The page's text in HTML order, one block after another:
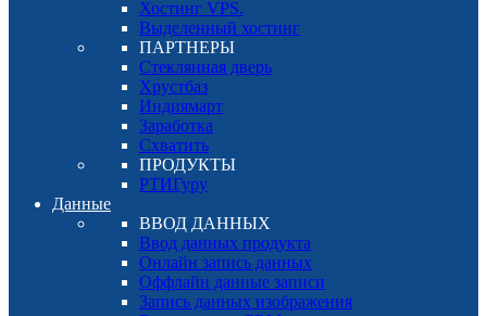
Хостинг VPS.
Выделенный хостинг
ПАРТНЕРЫ
Стеклянная дверь
Хрустбаз
Индиямарт
Заработка
Схватить
ПРОДУКТЫ
РТИГуру
Данные
ВВОД ДАННЫХ
Ввод данных продукта
Онлайн запись данных
Оффлайн данные записи
Запись данных изображения